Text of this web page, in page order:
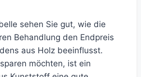
sehen Sie gut, wie die
Behandlung den Endpreis
aus Holz beeinflusst.
möchten, ist ein